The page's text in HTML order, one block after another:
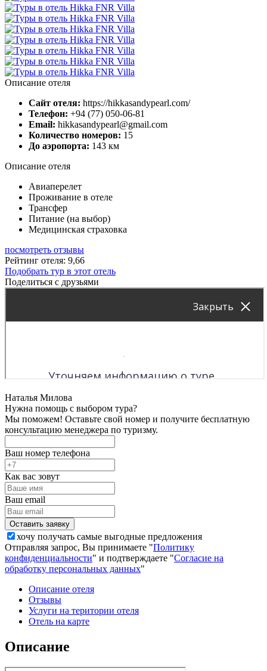
Описание отеля
Сайт отеля: https://hikkasandypearl.com/
Телефон: +94 (77) 050-06-81
Email: hikkasandypearl@gmail.com
Количество номеров: 15
До аэропорта: 143 км
Описание отеля
Авиаперелет
Проживание в отеле
Трансфер
Питание (на выбор)
Медицинская страховка
посмотреть отзывы
Рейтинг отеля: 9,66
Подобрать тур в этот отель
Поделиться с друзьями
Наталья Милова
Нужна помощь с выбором тура?
Мы поможем! Оставьте свой номер и получите бесплатную
консультацию менеджера по туризму.
Ваш номер телефона
Как вас зовут
Ваш email
хочу получать самые выгодные предложения
Отправляя запрос, Вы принимаете "Политику
конфиденциальности" и подтверждаете "Согласие на
обработку персональных данных"
Описание отеля
Отзывы
Услуги на територии отеля
Отель на карте
Описание